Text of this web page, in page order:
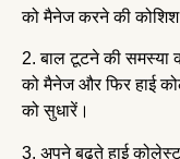
को मैनेज करने की
2. बाल टूटने की समस्या
को मैनेज और फिर हाई
को सुधारें।
3. अपने बढ़ते हाई